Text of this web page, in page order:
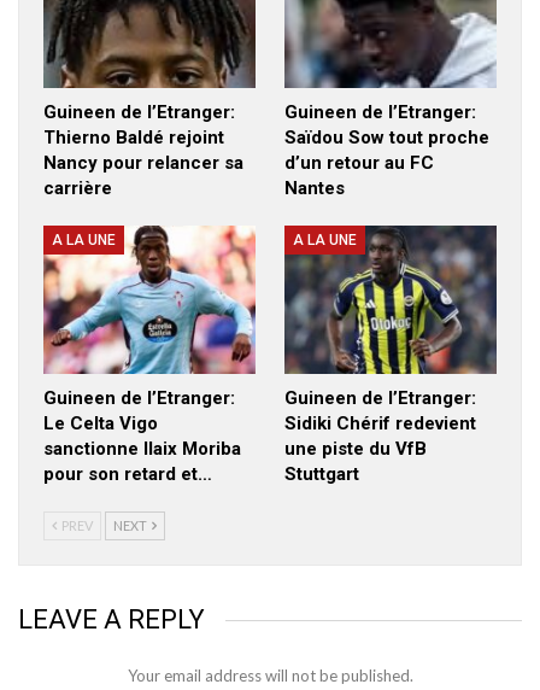
Guineen de l’Etranger:
Thierno Baldé rejoint
Nancy pour relancer sa
carrière
Guineen de l’Etranger:
Saïdou Sow tout proche
d’un retour au FC
Nantes
A LA UNE
Guineen de l’Etranger:
Le Celta Vigo
sanctionne Ilaix Moriba
pour son retard et…
A LA UNE
Guineen de l’Etranger:
Sidiki Chérif redevient
une piste du VfB
Stuttgart
PREV NEXT
LEAVE A REPLY
Your email address will not be published.